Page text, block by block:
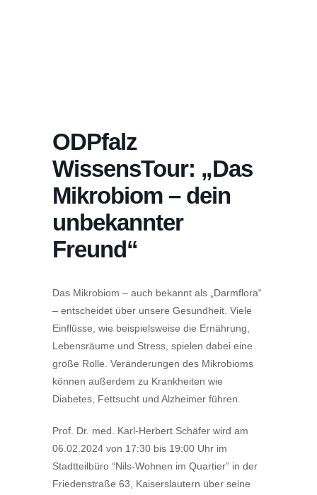
ODPfalz
WissensTour: „Das
Mikrobiom – dein
unbekannter
Freund“
Das Mikrobiom – auch bekannt als „Darmflora“
– entscheidet über unsere Gesundheit. Viele
Einflüsse, wie beispielsweise die Ernährung,
Lebensräume und Stress, spielen dabei eine
große Rolle. Veränderungen des Mikrobioms
können außerdem zu Krankheiten wie
Diabetes, Fettsucht und Alzheimer führen.
Prof. Dr. med. Karl-Herbert Schäfer wird am
06.02.2024 von 17:30 bis 19:00 Uhr im
Stadtteilbüro “Nils-Wohnen im Quartier” in der
Friedenstraße 63, Kaiserslautern über seine